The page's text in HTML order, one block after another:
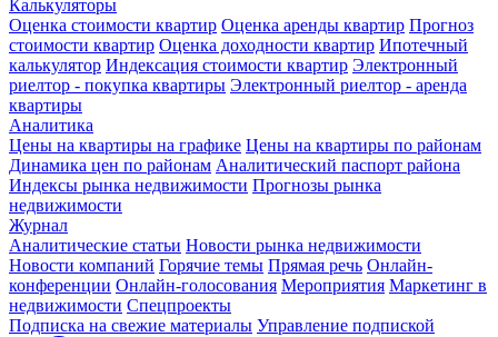
Калькуляторы
Оценка стоимости квартир Оценка аренды квартир Прогноз
стоимости квартир Оценка доходности квартир Ипотечный
калькулятор Индексация стоимости квартир Электронный
риелтор - покупка квартиры Электронный риелтор - аренда
квартиры
Аналитика
Цены на квартиры на графике Цены на квартиры по районам
Динамика цен по районам Аналитический паспорт района
Индексы рынка недвижимости Прогнозы рынка
недвижимости
Журнал
Аналитические статьи Новости рынка недвижимости
Новости компаний Горячие темы Прямая речь Онлайн-
конференции Онлайн-голосования Мероприятия Маркетинг в
недвижимости Спецпроекты
Подписка на свежие материалы Управление подпиской